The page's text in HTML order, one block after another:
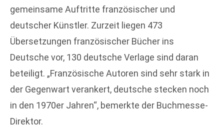
gemeinsame Auftritte französischer und
deutscher Künstler. Zurzeit liegen 473
Übersetzungen französischer Bücher ins
Deutsche vor, 130 deutsche Verlage sind daran
beteiligt. „Französische Autoren sind sehr stark in
der Gegenwart verankert, deutsche stecken noch
in den 1970er Jahren“, bemerkte der Buchmesse-
Direktor.